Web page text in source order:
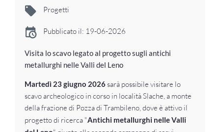
Progetti
Pubblicato il: 19-06-2026
Visita lo scavo legato al progetto sugli antichi
metallurghi nelle Valli del Leno
Martedì 23 giugno 2026sarà possibile visitare lo
scavo archeologico in corso in località Slache, a monte
della frazione di Pozza di Trambileno, dove è attivo il
progetto di ricerca "Antichi metallurghi nelle Valli